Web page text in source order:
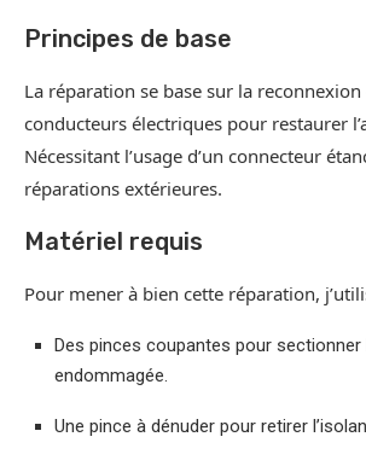
Principes de base
La réparation se base sur la
conducteurs électriques pour restaurer
Nécessitant l’usage d’un connecteur
réparations extérieures.
Matériel requis
Pour mener à bien cette réparation,
Des pinces coupantes pour sectionner
endommagée.
Une pince à dénuder pour retirer